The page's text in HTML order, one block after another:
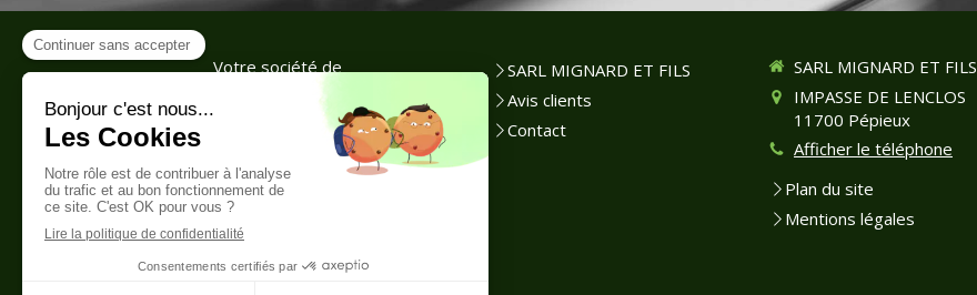
Votre société de
assure tous vos
travaux de rénovation
générale, construction de villa,
agrandissement et
extensions, maçonnerie gros
oeuvre, collectivités,
SARL MIGNARD ET FILS
Avis clients
Contact
SARL MIGNARD ET FILS
IMPASSE DE LENCLOS
11700 Pépieux
Afficher le téléphone
Plan du site
Mentions légales